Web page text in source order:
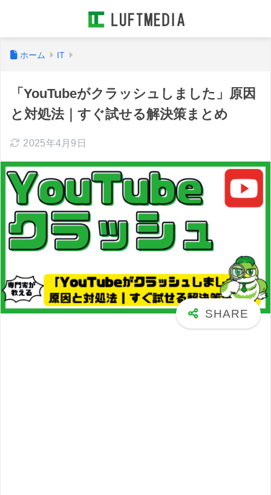
ホーム IT
「YouTubeがクラッシュしました」原因
と対処法｜すぐ試せる解決策まとめ
2025年4月9日